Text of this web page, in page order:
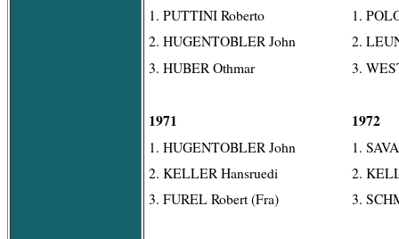
1. PUTTINI Roberto
2. HUGENTOBLER John
3. HUBER Othmar
1971
1. HUGENTOBLER John
2. KELLER Hansruedi
3. FUREL Robert (Fra)
1.
2.
3.
1972
1.
2.
3.